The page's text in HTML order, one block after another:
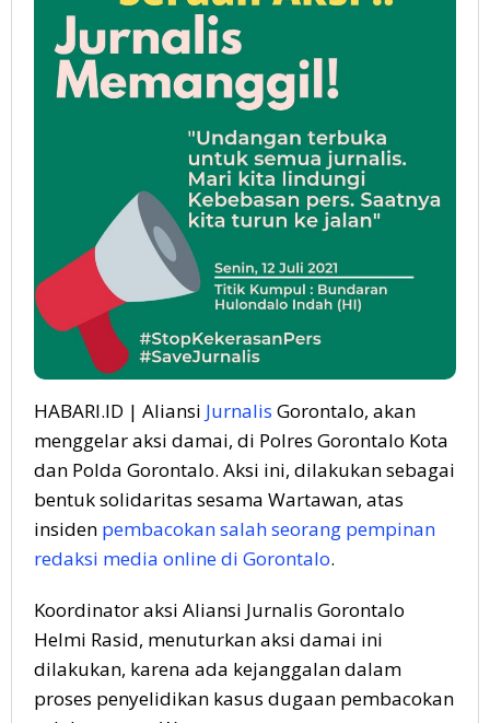
HABARI.ID | Aliansi Jurnalis Gorontalo, akan
menggelar aksi damai, di Polres Gorontalo Kota
dan Polda Gorontalo. Aksi ini, dilakukan sebagai
bentuk solidaritas sesama Wartawan, atas
insiden pembacokan salah seorang pempinan
redaksi media online di Gorontalo.
Koordinator aksi Aliansi Jurnalis Gorontalo
Helmi Rasid, menuturkan aksi damai ini
dilakukan, karena ada kejanggalan dalam
proses penyelidikan kasus dugaan pembacokan